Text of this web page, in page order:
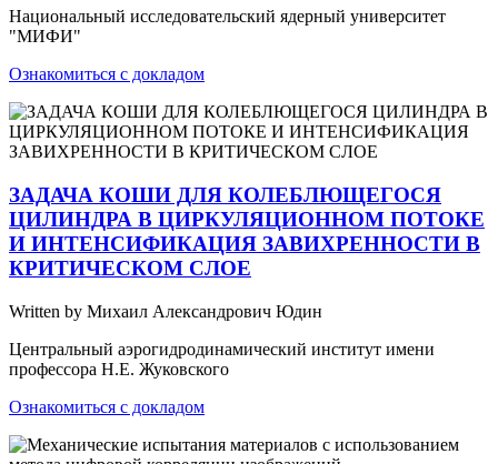
Национальный исследовательский ядерный университет
"МИФИ"
Ознакомиться с докладом
ЗАДАЧА КОШИ ДЛЯ КОЛЕБЛЮЩЕГОСЯ
ЦИЛИНДРА В ЦИРКУЛЯЦИОННОМ ПОТОКЕ
И ИНТЕНСИФИКАЦИЯ ЗАВИХРЕННОСТИ В
КРИТИЧЕСКОМ СЛОЕ
Written by Михаил Александрович Юдин
Центральный аэрогидродинамический институт имени
профессора Н.Е. Жуковского
Ознакомиться с докладом